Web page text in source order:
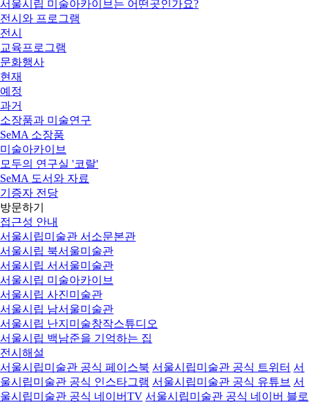
서울시립 미술아카이브는 어떤곳인가요?
전시와 프로그램
전시
교육프로그램
문화행사
현재
예정
과거
소장품과 미술연구
SeMA 소장품
미술아카이브
모두의 연구실 '코랄'
SeMA 도서와 자료
기증자 전당
방문하기
접근성 안내
서울시립미술관 서소문본관
서울시립 북서울미술관
서울시립 서서울미술관
서울시립 미술아카이브
서울시립 사진미술관
서울시립 남서울미술관
서울시립 난지미술창작스튜디오
서울시립 백남준을 기억하는 집
전시해설
서울시립미술관 공식 페이스북 서울시립미술관 공식 트위터 서
울시립미술관 공식 인스타그램 서울시립미술관 공식 유튜브 서
울시립미술관 공식 네이버TV 서울시립미술관 공식 네이버 블로